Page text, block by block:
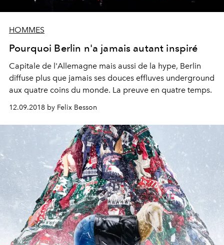
HOMMES
Pourquoi Berlin n'a jamais autant inspiré
Capitale de l'Allemagne mais aussi de la hype, Berlin
diffuse plus que jamais ses douces effluves underground
aux quatre coins du monde. La preuve en quatre temps.
12.09.2018 by Felix Besson